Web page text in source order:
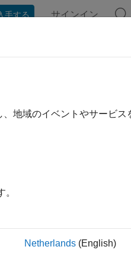
手する サインイン
command line onWindows,
stops a server
地域のイベントやサービ
Netherlands (English)